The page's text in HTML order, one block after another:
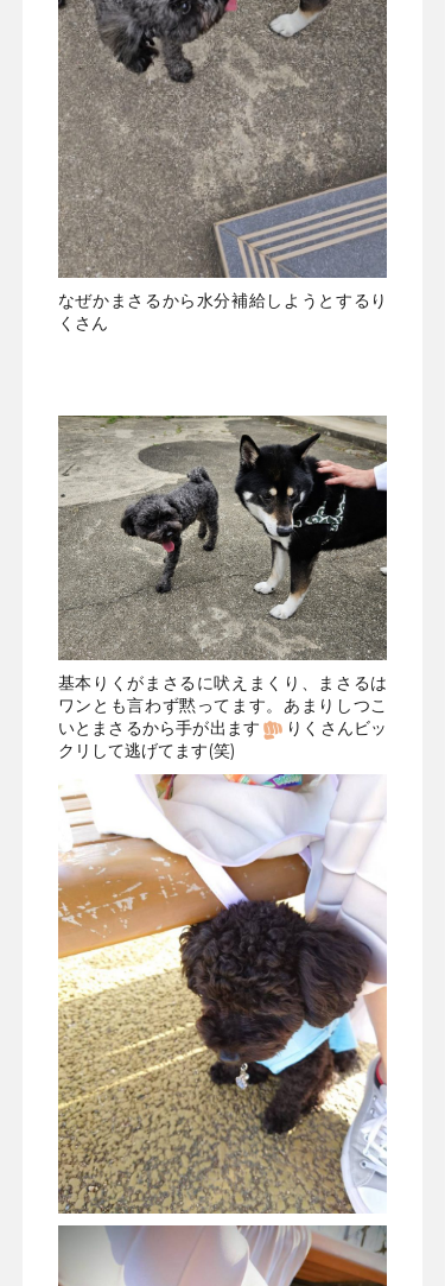
なぜかまさるから水分補給しようとするり
くさん
基本りくがまさるに吠えまくり、まさるは
ワンとも言わず黙ってます。あまりしつこ
いとまさるから手が出ます
りくさんビッ
クリして逃げてます(笑)